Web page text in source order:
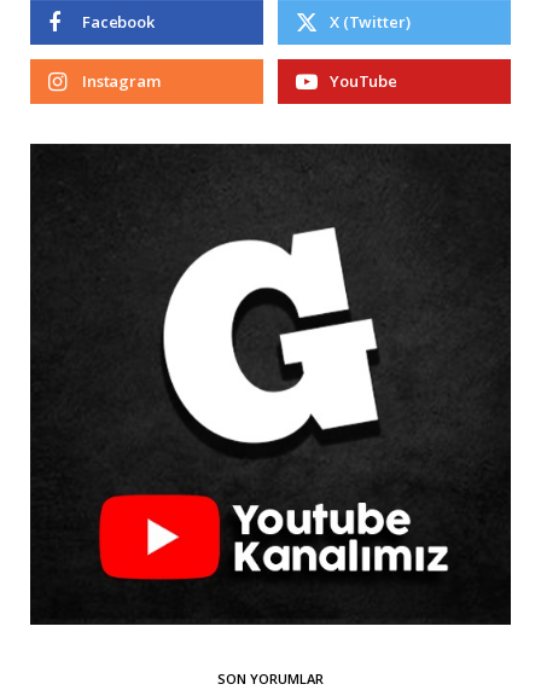
Facebook X (Twitter)
Instagram YouTube
SON YORUMLAR